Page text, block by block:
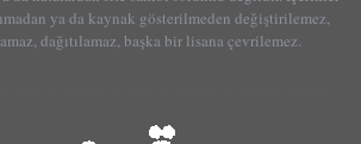
ya da kaynak gösterilmeden değiştirilemez,
dağıtılamaz, başka bir lisana çevrilemez.